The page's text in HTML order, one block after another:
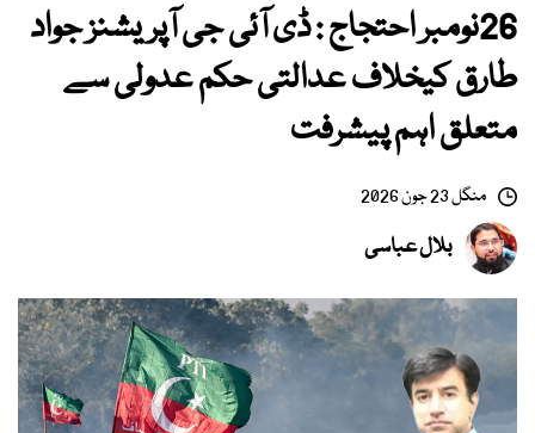
26نومبر احتجاج : ڈی آئی جی آپریشنز جواد
طارق کیخلاف عدالتی حکم عدولی سے
متعلق اہم پیشرفت
منگل 23 جون 2026
بلال عباسی